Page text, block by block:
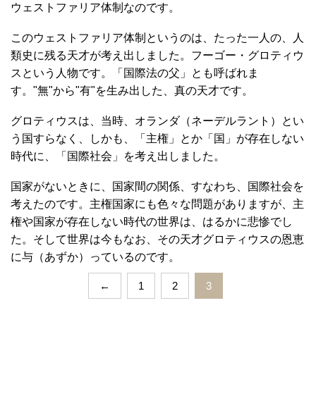
ウェストファリア体制なのです。
このウェストファリア体制というのは、たった一人の、人
類史に残る天才が考え出しました。フーゴー・グロティウ
スという人物です。「国際法の父」とも呼ばれま
す。"無"から"有"を生み出した、真の天才です。
グロティウスは、当時、オランダ（ネーデルラント）とい
う国すらなく、しかも、「主権」とか「国」が存在しない
時代に、「国際社会」を考え出しました。
国家がないときに、国家間の関係、すなわち、国際社会を
考えたのです。主権国家にも色々な問題がありますが、主
権や国家が存在しない時代の世界は、はるかに悲惨でし
た。そして世界は今もなお、その天才グロティウスの恩恵
に与（あずか）っているのです。
← 1 2 3